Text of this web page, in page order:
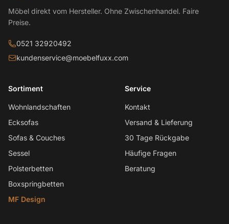
Möbel direkt vom Hersteller. Ohne Zwischenhandel. Faire
Preise.
0521 32920492
kundenservice@moebelfuxx.com
Sortiment
Wohnlandschaften
Ecksofas
Sofas & Couches
Sessel
Polsterbetten
Boxspringbetten
MF Design
Service
Kontakt
Versand & Lieferung
30 Tage Rückgabe
Häufige Fragen
Beratung